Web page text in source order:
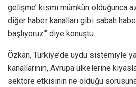
gelişme’ kısmı mümkün olduğunca
diğer haber kanalları gibi sabah
başlıyoruz” diye konuştu.
Özkan, Türkiye’de uydu sistemiyle
kanallarının, Avrupa ülkelerine
sektöre etkisinin ne olduğu